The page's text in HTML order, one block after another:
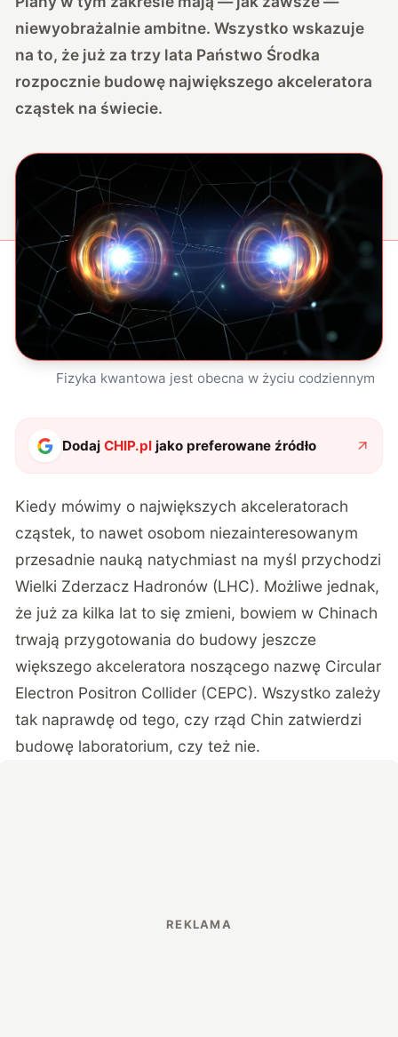
niewyobrażalnie ambitne. Wszystko wskazuje
na to, że już za trzy lata Państwo Środka
rozpocznie budowę największego akceleratora
cząstek na świecie.
Fizyka kwantowa jest obecna w życiu codziennym
DodajCHIP.pl jako preferowane źródło
Kiedy mówimy o największych akceleratorach
cząstek, to nawet osobom niezainteresowanym
przesadnie nauką natychmiast na myśl przychodzi
Wielki Zderzacz Hadronów (LHC). Możliwe jednak,
że już za kilka lat to się zmieni, bowiemw Chinach
trwają przygotowania do budowy jeszcze
większego akceleratora noszącego nazwę Circular
Electron Positron Collider (CEPC). Wszystko zależy
tak naprawdę od tego, czy rząd Chin zatwierdzi
budowę laboratorium, czy też nie.